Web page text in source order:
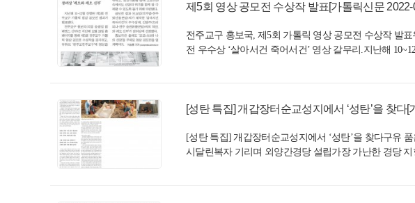
제5회 영상 공모전 수상작 발표[가톨릭신문 2022-
전주교구 홍보국, 제5회 가톨릭 영상 공모전 수상작 발
전 우수상 ‘살아서건 죽어서건’ 영상 갈무리.지난해
[성탄 특집] 개갑장터순교성지에서 ‘성탄’을 찾다[
[성탄 특집] 개갑장터순교성지에서 ‘성탄’을 찾다구유
시달린복자 기리며 외양간경당 설립가장 가난한 경당